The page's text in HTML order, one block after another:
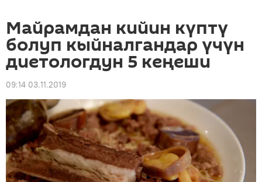
Майрамдан кийин күптү
болуп кыйналгандар үчүн
диетологдун 5 кеңеши
09:14 03.11.2019